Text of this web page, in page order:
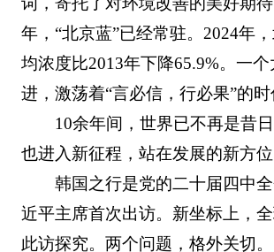
年，“北京蓝”已经常驻。2024年
均浓度比2013年下降65.9%。一
进，激荡着“言必信，行必果”的时
10余年间，世界已不再是昔
也进入新征程，站在发展的新方位
韩国之行是党的二十届四中
近平主席首次出访。新坐标上，
此访探究。两个问题，格外关切。